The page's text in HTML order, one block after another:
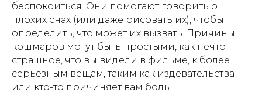
беспокоиться. Они помогают говорить о
плохих снах (или даже рисовать их), чтобы
определить, что может их вызвать. Причины
кошмаров могут быть простыми, как нечто
страшное, что вы видели в фильме, к более
серьезным вещам, таким как издевательства
или кто-то причиняет вам боль.